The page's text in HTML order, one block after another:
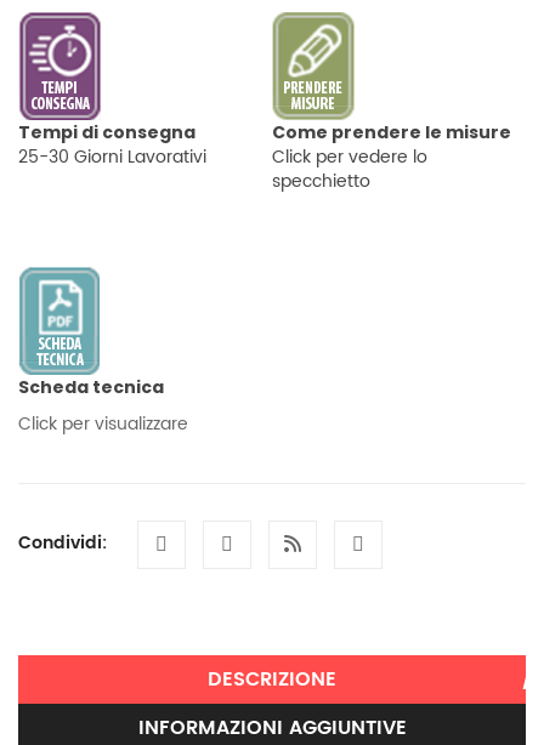
Tempi di consegna
25-30 Giorni Lavorativi
Come prendere le misure
Click per vedere lo
specchietto
Scheda tecnica
Click per visualizzare
Condividi:
DESCRIZIONE
INFORMAZIONI AGGIUNTIVE